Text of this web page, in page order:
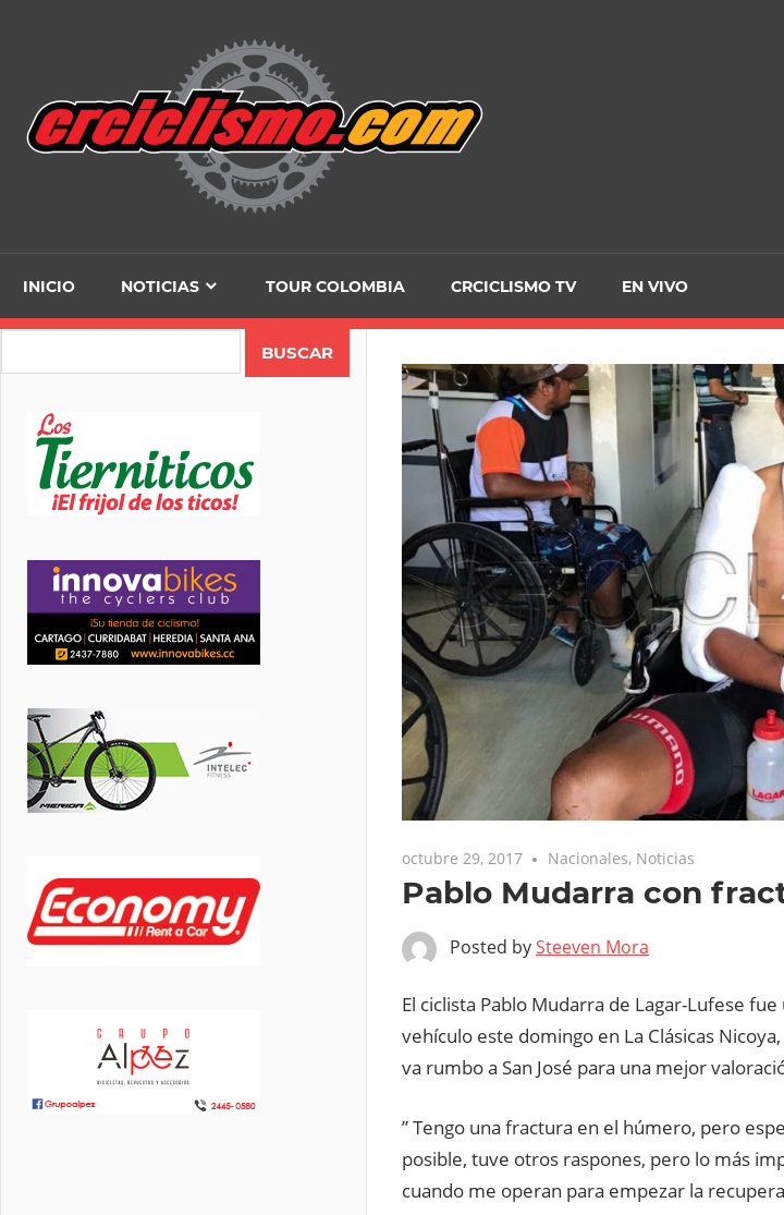
INICIO NOTICIAS TOUR COLOMBIA CRCICLISMO TV EN VIVO
octubre 29, 2017 Nacionales, Noticias
Pablo Mudarra con
Posted bySteeven Mora
El ciclista Pablo Mudarra de Lagar-Lufese
vehículo este domingo en La Clásicas
va rumbo a San José para una mejor
” Tengo una fractura en el húmero, pero
posible, tuve otros raspones, pero lo más
cuando me operan para empezar la